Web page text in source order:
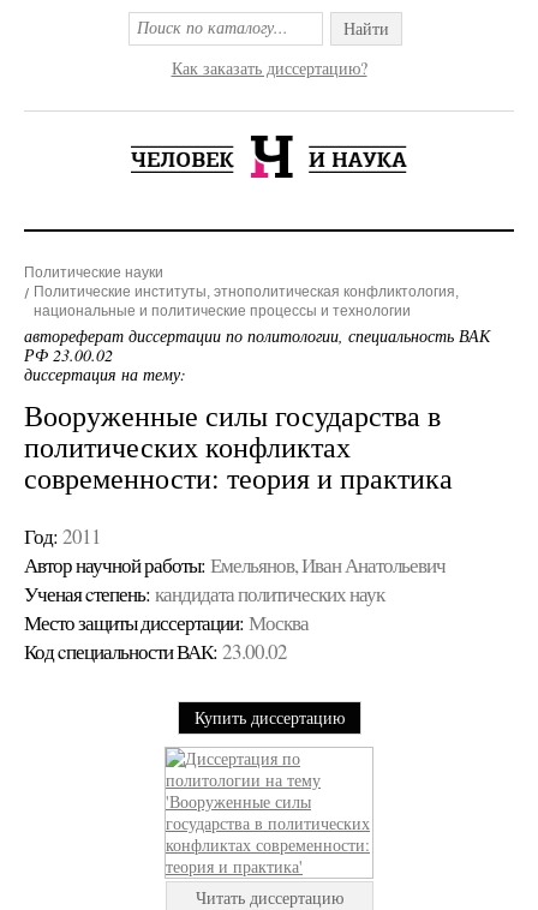
Найти
Как заказать диссертацию?
Политические науки
Политические институты, этнополитическая конфликтология,
национальные и политические процессы и технологии
автореферат диссертации по политологии, специальность ВАК
РФ 23.00.02
диссертация на тему:
Вооруженные силы государства в
политических конфликтах
современности: теория и практика
Год: 2011
Автор научной работы: Емельянов, Иван Анатольевич
Ученая cтепень: кандидата политических наук
Место защиты диссертации: Москва
Код cпециальности ВАК: 23.00.02
Купить диссертацию
Читать диссертацию